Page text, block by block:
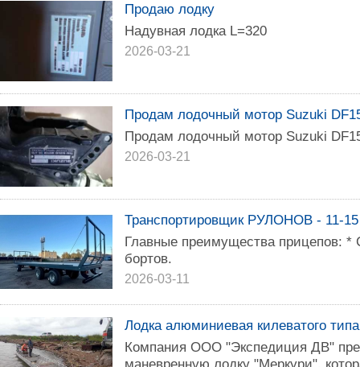
Продаю лодку
Надувная лодка L=320
2026-03-21
Продам лодочный мотор Suzuki
Продам лодочный мотор Suzuki
2026-03-21
Транспортировщик РУЛОНОВ - 11-15
Главные преимущества прицепов: *
бортов.
2026-03-11
Лодка алюминиевая килеватого
Компания ООО "Экспедиция ДВ"
маневренную лодку "Меркури",